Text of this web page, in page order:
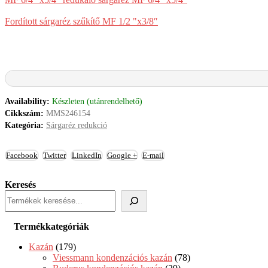
Fordított sárgaréz szűkítő MF 1/2 "x3/8″
Availability: Készleten (utánrendelhető)
Cikkszám: MMS246154
Kategória: Sárgaréz redukció
Facebook Twitter LinkedIn Google + E-mail
Keresés
Termékkategóriák
Kazán (179)
Viessmann kondenzációs kazán (78)